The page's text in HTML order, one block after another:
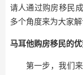
请人通过购房移民
多个角度来为大家
马耳他购房移民的
第一步，我们